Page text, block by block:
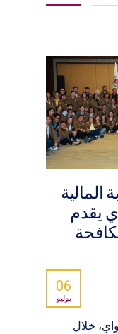
المالية
يقدم
06
يوليو
خلال